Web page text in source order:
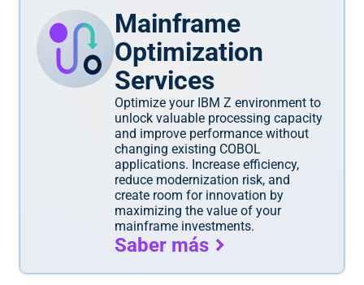
Mainframe
Optimization
Services
Optimize your IBM Z environment to
unlock valuable processing capacity
and improve performance without
changing existing COBOL
applications. Increase efficiency,
reduce modernization risk, and
create room for innovation by
maximizing the value of your
mainframe investments.
Saber más